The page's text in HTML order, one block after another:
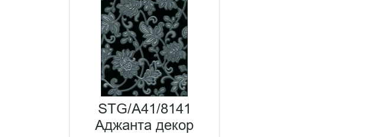
STG/A41/8141
Аджанта декор